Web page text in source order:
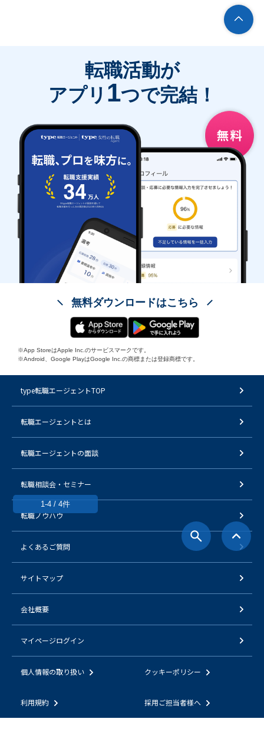
1-4 / 4件
転職活動が
アプリ 1つで完結！
無料ダウンロードはこちら
※App StoreはApple Inc.のサービスマークです。
※Android、Google PlayはGoogle Inc.の商標または登録商標です。
type転職エージェントTOP
転職エージェントとは
転職エージェントの面談
転職相談会・セミナー
転職ノウハウ
よくあるご質問
サイトマップ
会社概要
マイページログイン
個人情報の取り扱い クッキーポリシー
利用規約 採用ご担当者様へ